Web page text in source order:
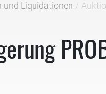
und Liquidationen